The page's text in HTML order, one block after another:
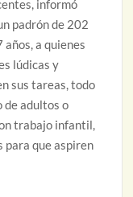
informó
padrón de 202
años, a quienes
lúdicas y
sus tareas, todo
de adultos o
trabajo infantil,
para que aspiren